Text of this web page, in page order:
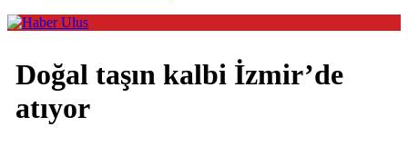
Doğal taşın kalbi İzmir’de
atıyor